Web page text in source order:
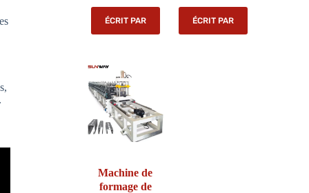
ÉCRIT PAR ÉCRIT PAR
Machine de
formage de